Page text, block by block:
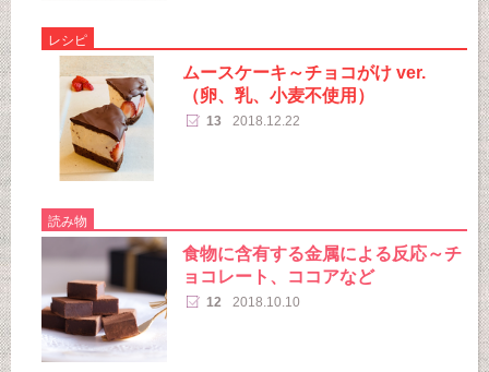
レシピ
ムースケーキ～チョコがけ ver.
（卵、乳、小麦不使用）
13 2018.12.22
読み物
食物に含有する金属による反応～チ
ョコレート、ココアなど
12 2018.10.10